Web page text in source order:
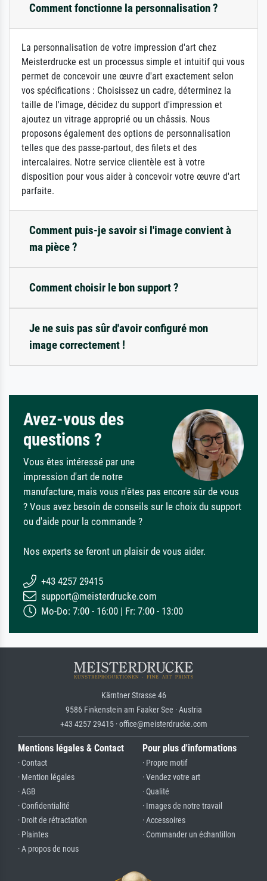
Comment fonctionne la personnalisation ?
La personnalisation de votre impression d'art chez
Meisterdrucke est un processus simple et intuitif qui vous
permet de concevoir une œuvre d'art exactement selon
vos spécifications : Choisissez un cadre, déterminez la
taille de l'image, décidez du support d'impression et
ajoutez un vitrage approprié ou un châssis. Nous
proposons également des options de personnalisation
telles que des passe-partout, des filets et des
intercalaires. Notre service clientèle est à votre
disposition pour vous aider à concevoir votre œuvre d'art
parfaite.
Comment puis-je savoir si l'image convient à
ma pièce ?
Comment choisir le bon support ?
Je ne suis pas sûr d'avoir configuré mon
image correctement !
Avez-vous des
questions ?
Vous êtes intéressé par une
impression d'art de notre
manufacture, mais vous n'êtes pas encore sûr de vous
? Vous avez besoin de conseils sur le choix du support
ou d'aide pour la commande ?
Nos experts se feront un plaisir de vous aider.
+43 4257 29415
support@meisterdrucke.com
Mo-Do: 7:00 - 16:00 | Fr: 7:00 - 13:00
Kärntner Strasse 46
9586 Finkenstein am Faaker See · Austria
+43 4257 29415 · office@meisterdrucke.com
Mentions légales & Contact
· Contact
· Mention légales
· AGB
· Confidentialité
· Droit de rétractation
· Plaintes
· A propos de nous
Pour plus d'informations
· Propre motif
· Vendez votre art
· Qualité
· Images de notre travail
· Accessoires
· Commander un échantillon